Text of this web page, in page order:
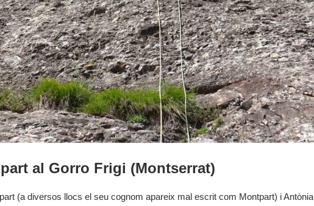
al Gorro Frigi (Montserrat)
(a diversos llocs el seu cognom apareix mal escrit com Montpart) i Antònia